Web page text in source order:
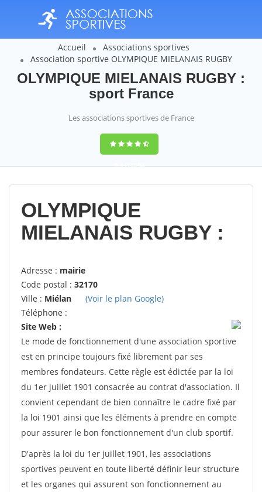
Accueil
Associations sportives
Association sportive OLYMPIQUE MIELANAIS RUGBY
OLYMPIQUE MIELANAIS RUGBY :
sport France
Les associations sportives de France
9,4(100%)
14358votes
OLYMPIQUE
MIELANAIS RUGBY :
Adresse : mairie
Code postal : 32170
Ville : Miélan
(Voir le plan Google)
Téléphone :
Site Web :
Le mode de fonctionnement d'une association sportive
est en principe toujours fixé librement par ses
membres fondateurs. Cette règle est édictée par la loi
du 1er juillet 1901 consacrée au contrat d'association. Il
convient cependant de bien connaître le cadre fixé par
la loi 1901 ainsi que les éléments à prendre en compte
pour assurer le bon fonctionnement d'un club sportif.
D'après la loi du 1er juillet 1901, les associations
sportives peuvent en toute liberté définir leur structure
et les organes qui assurent son fonctionnement au